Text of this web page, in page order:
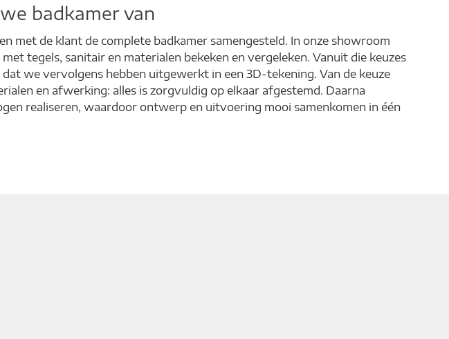
badkamer van
met de klant de complete badkamer samengesteld. In onze showroom
tegels, sanitair en materialen bekeken en vergeleken. Vanuit die keuzes
we vervolgens hebben uitgewerkt in een 3D-tekening. Van de keuze
en afwerking: alles is zorgvuldig op elkaar afgestemd. Daarna
realiseren, waardoor ontwerp en uitvoering mooi samenkomen in één